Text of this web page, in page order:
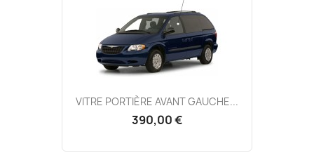
VITRE PORTIÈRE AVANT GAUCHE...
390,00 €